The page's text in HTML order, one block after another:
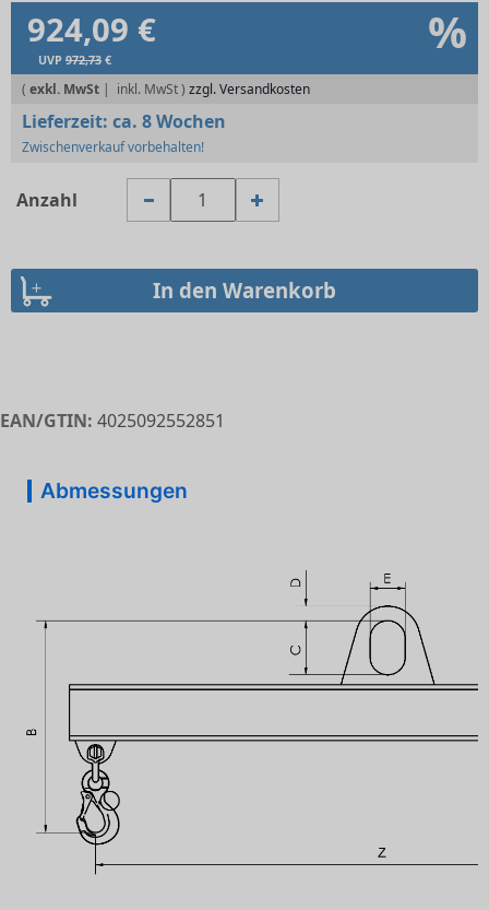
924,09 € %
UVP 972,73 €
( exkl. MwSt | zzgl. Versandkosten
Lieferzeit: ca. 8 Wochen
Zwischenverkauf vorbehalten!
Anzahl
EAN/GTIN: 4025092552851
Abmessungen